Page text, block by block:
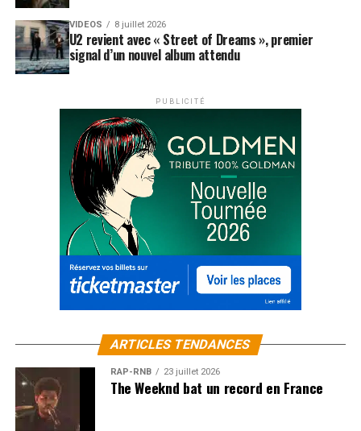
VIDEOS 8 juillet 2026
U2 revient avec « Street of Dreams », premier
signal d’un nouvel album attendu
PUBLICITÉ
ARTICLES TENDANCES
RAP-RNB 23 juillet 2026
The Weeknd bat un record en France